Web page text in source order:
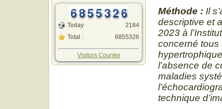
Today
Total :
2184
6855326
Visitors Counter
Méthode : Il
descriptive et
2023 à
concerné tous
l'absence de
maladies
technique